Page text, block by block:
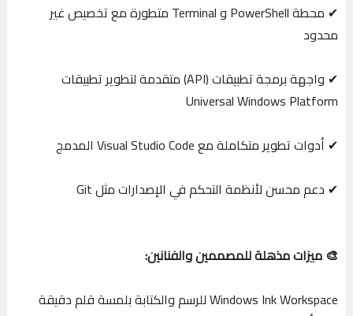
✔ محطة PowerShell و Terminal متطورة مع تخصيص غير
محدود
✔ واجهة برمجة تطبيقات (API) متقدمة لتطوير تطبيقات
Universal Windows Platform
✔ أدوات تطوير متكاملة مع Visual Studio Code المدمج
✔ دعم محسن لأنظمة التحكم في الإصدارات مثل Git
🎨 ميزات مذهلة للمصممين والفنانين:
Windows Ink Workspace للرسم والكتابة بلمسة قلم دقيقة